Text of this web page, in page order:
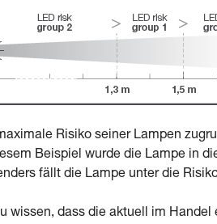
Risiko seiner Lampen
Beispiel wurde die Lampe in
fällt die Lampe unter die
wissen, dass die aktuell im